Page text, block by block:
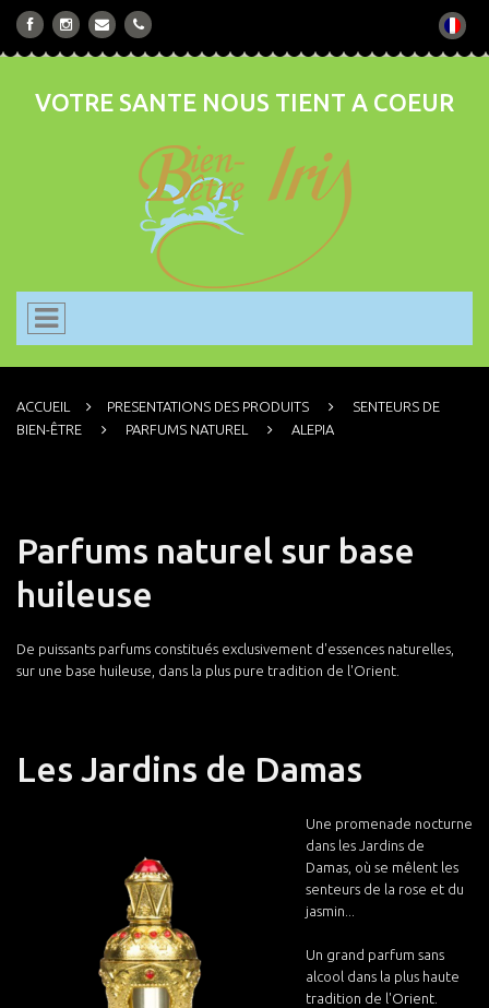
VOTRE SANTE NOUS TIENT A COEUR
ACCUEIL PRESENTATIONS DES PRODUITS
SENTEURS DE
BIEN-ÊTRE
PARFUMS NATUREL ALEPIA
Parfums naturel sur base
huileuse
De puissants parfums constitués exclusivement d'essences naturelles,
sur une base huileuse, dans la plus pure tradition de l'Orient.
Les Jardins de Damas
Une promenade nocturne
dans les Jardins de
Damas, où se mêlent les
senteurs de la rose et du
jasmin...
Un grand parfum sans
alcool dans la plus haute
tradition de l'Orient.